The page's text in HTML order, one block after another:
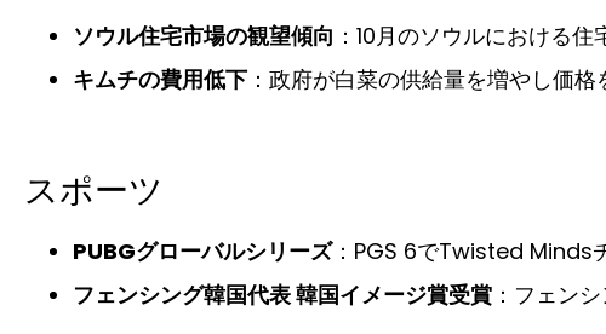
ソウル住宅市場の観望傾向 ：10月のソウルにおける
キムチの費用低下 ：政府が白菜の供給量を増やし価
スポーツ
PUBGグローバルシリーズ：PGS 6でTwisted Minds
フェンシング韓国代表 韓国イメージ賞受賞 ：フェン